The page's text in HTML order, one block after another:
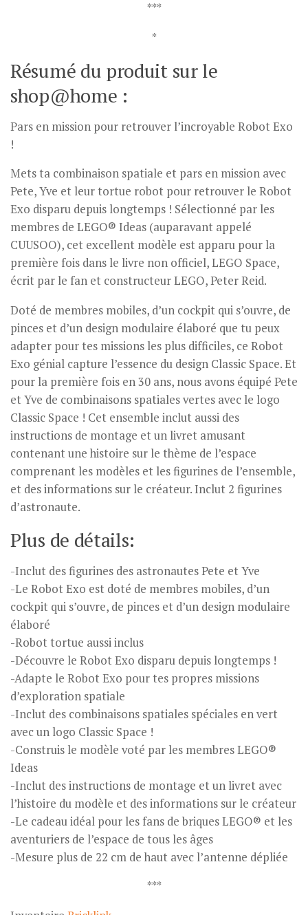
***
*
Résumé du produit sur le
shop@home :
Pars en mission pour retrouver l’incroyable Robot Exo
!
Mets ta combinaison spatiale et pars en mission avec
Pete, Yve et leur tortue robot pour retrouver le Robot
Exo disparu depuis longtemps ! Sélectionné par les
membres de LEGO® Ideas (auparavant appelé
CUUSOO), cet excellent modèle est apparu pour la
première fois dans le livre non officiel, LEGO Space,
écrit par le fan et constructeur LEGO, Peter Reid.
Doté de membres mobiles, d’un cockpit qui s’ouvre, de
pinces et d’un design modulaire élaboré que tu peux
adapter pour tes missions les plus difficiles, ce Robot
Exo génial capture l’essence du design Classic Space. Et
pour la première fois en 30 ans, nous avons équipé Pete
et Yve de combinaisons spatiales vertes avec le logo
Classic Space ! Cet ensemble inclut aussi des
instructions de montage et un livret amusant
contenant une histoire sur le thème de l’espace
comprenant les modèles et les figurines de l’ensemble,
et des informations sur le créateur. Inclut 2 figurines
d’astronaute.
Plus de détails:
-Inclut des figurines des astronautes Pete et Yve
-Le Robot Exo est doté de membres mobiles, d’un
cockpit qui s’ouvre, de pinces et d’un design modulaire
élaboré
-Robot tortue aussi inclus
-Découvre le Robot Exo disparu depuis longtemps !
-Adapte le Robot Exo pour tes propres missions
d’exploration spatiale
-Inclut des combinaisons spatiales spéciales en vert
avec un logo Classic Space !
-Construis le modèle voté par les membres LEGO®
Ideas
-Inclut des instructions de montage et un livret avec
l’histoire du modèle et des informations sur le créateur
-Le cadeau idéal pour les fans de briques LEGO® et les
aventuriers de l’espace de tous les âges
-Mesure plus de 22 cm de haut avec l’antenne dépliée
***